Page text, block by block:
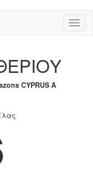
CYPRUS A